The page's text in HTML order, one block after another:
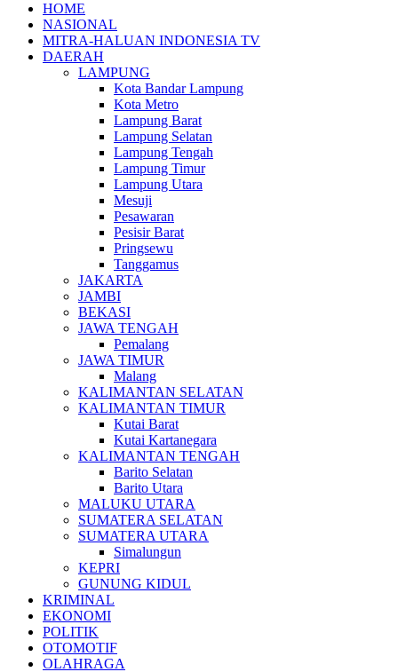
HOME
NASIONAL
MITRA-HALUAN INDONESIA TV
DAERAH
LAMPUNG
Kota Bandar Lampung
Kota Metro
Lampung Barat
Lampung Selatan
Lampung Tengah
Lampung Timur
Lampung Utara
Mesuji
Pesawaran
Pesisir Barat
Pringsewu
Tanggamus
JAKARTA
JAMBI
BEKASI
JAWA TENGAH
Pemalang
JAWA TIMUR
Malang
KALIMANTAN SELATAN
KALIMANTAN TIMUR
Kutai Barat
Kutai Kartanegara
KALIMANTAN TENGAH
Barito Selatan
Barito Utara
MALUKU UTARA
SUMATERA SELATAN
SUMATERA UTARA
Simalungun
KEPRI
GUNUNG KIDUL
KRIMINAL
EKONOMI
POLITIK
OTOMOTIF
OLAHRAGA